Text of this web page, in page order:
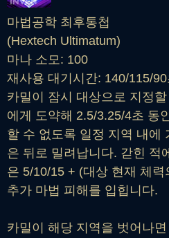
마법공학 최후통첩
(Hextech Ultimatum)
마나 소모: 100
재사용 대기시간: 140/115/90
카밀이 잠시 대상으로 지정
에게 도약해 2.5/3.25/4초 동
할 수 없도록 일정 지역 내에
은 뒤로 밀려납니다. 갇힌 적
은 5/10/15 + (대상 현재 체
추가 마법 피해를 입힙니다.
카밀이 해당 지역을 벗어나